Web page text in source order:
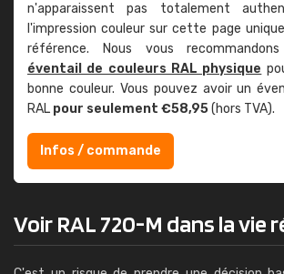
n'apparaissent pas totalement
l'impression couleur sur cette page
référence. Nous vous
éventail de couleurs RAL physique
bonne couleur. Vous pouvez avoir un
RAL pour seulement €58,95(hors TVA).
Infos / commande
Voir RAL 720-M dans la vie